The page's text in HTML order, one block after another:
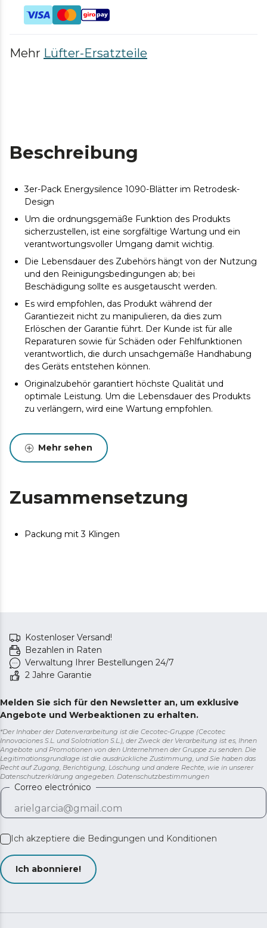
Mehr Lüfter-Ersatzteile
Beschreibung
3er-Pack Energysilence 1090-Blätter im Retrodesk-
Design
Um die ordnungsgemäße Funktion des Produkts
sicherzustellen, ist eine sorgfältige Wartung und ein
verantwortungsvoller Umgang damit wichtig.
Die Lebensdauer des Zubehörs hängt von der Nutzung
und den Reinigungsbedingungen ab; bei
Beschädigung sollte es ausgetauscht werden.
Es wird empfohlen, das Produkt während der
Garantiezeit nicht zu manipulieren, da dies zum
Erlöschen der Garantie führt. Der Kunde ist für alle
Reparaturen sowie für Schäden oder Fehlfunktionen
verantwortlich, die durch unsachgemäße Handhabung
des Geräts entstehen können.
Originalzubehör garantiert höchste Qualität und
optimale Leistung. Um die Lebensdauer des Produkts
zu verlängern, wird eine Wartung empfohlen.
Mehr sehen
Zusammensetzung
Packung mit 3 Klingen
Kostenloser Versand!
Bezahlen in Raten
Verwaltung Ihrer Bestellungen 24/7
2 Jahre Garantie
Melden Sie sich für den Newsletter an, um exklusive
Angebote und Werbeaktionen zu erhalten.
*Der Inhaber der Datenverarbeitung ist die Cecotec-Gruppe (Cecotec
Innovaciones S.L. und Solotriatlon S.L.), der Zweck der Verarbeitung ist es, Ihnen
Angebote und Promotionen von den Unternehmen der Gruppe zu senden. Die
Legitimationsgrundlage ist die ausdrückliche Zustimmung, und Sie haben das
Recht auf Zugang, Berichtigung, Löschung und andere Rechte, wie in unserer
Datenschutzerklärung angegeben. Datenschutzbestimmungen
Correo electrónico
Ich akzeptiere die Bedingungen und Konditionen
Ich abonniere!